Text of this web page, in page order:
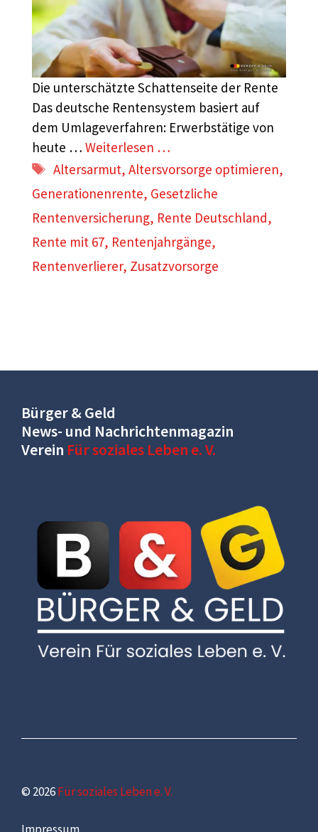
Die unterschätzte Schattenseite der Rente
Das deutsche Rentensystem basiert auf
dem Umlageverfahren: Erwerbstätige von
heute … Weiterlesen …
Schlagwörter
Altersarmut,Altersvorsorge optimieren,
Generationenrente, Gesetzliche
Rentenversicherung, Rente Deutschland,
Rente mit 67, Rentenjahrgänge,
Rentenverlierer, Zusatzvorsorge
Bürger & Geld
News- und Nachrichtenmagazin
Verein Für soziales Leben e. V.
© 2026Für soziales Leben e. V.